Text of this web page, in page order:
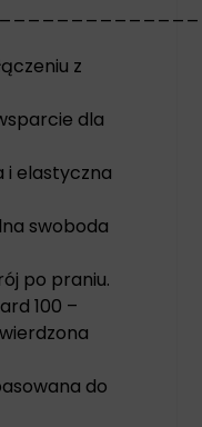
z
dla
i elastyczna
swoboda
po praniu.
100 –
do